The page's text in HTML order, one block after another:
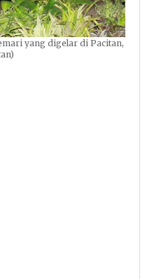
yang digelar di Pacitan,